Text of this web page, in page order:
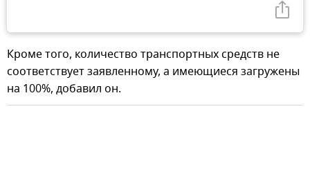
Кроме того, количество транспортных средств не
соответствует заявленному, а имеющиеся загружены
на 100%, добавил он.